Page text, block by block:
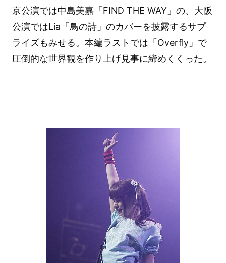
京公演では中島美嘉「FIND THE WAY」の、大阪
公演ではLia「鳥の詩」のカバーを披露するサプ
ライズもみせる。本編ラストでは「Overfly」で
圧倒的な世界観を作り上げ見事に締めくくった。